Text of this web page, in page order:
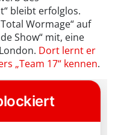
bleibt erfolglos.
Wormage“ auf
Show“ mit, eine
Dort lernt er
„Team 17“ kennen.